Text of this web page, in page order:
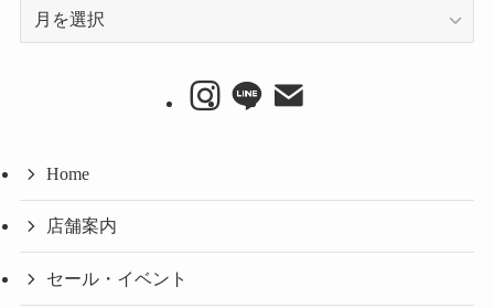
Home
店舗案内
セール・イベント